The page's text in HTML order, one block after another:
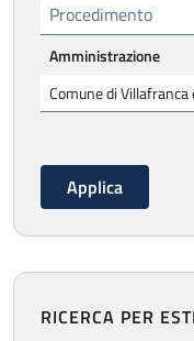
Procedimento
Amministrazione
RICERCA PER